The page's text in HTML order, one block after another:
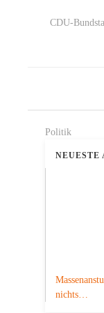
Politik
NEUESTE
nichts…
CDU-